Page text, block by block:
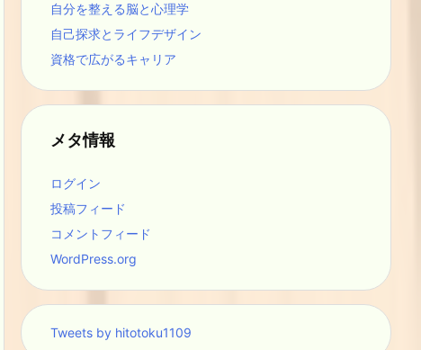
自分を整える脳と心理学
自己探求とライフデザイン
資格で広がるキャリア
メタ情報
ログイン
投稿フィード
コメントフィード
WordPress.org
Tweets by hitotoku1109